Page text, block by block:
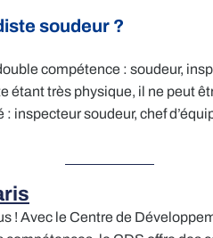
soudeur ?
compétence : soudeur,
étant très physique, il ne peut
inspecteur soudeur, chef
! Avec le Centre de